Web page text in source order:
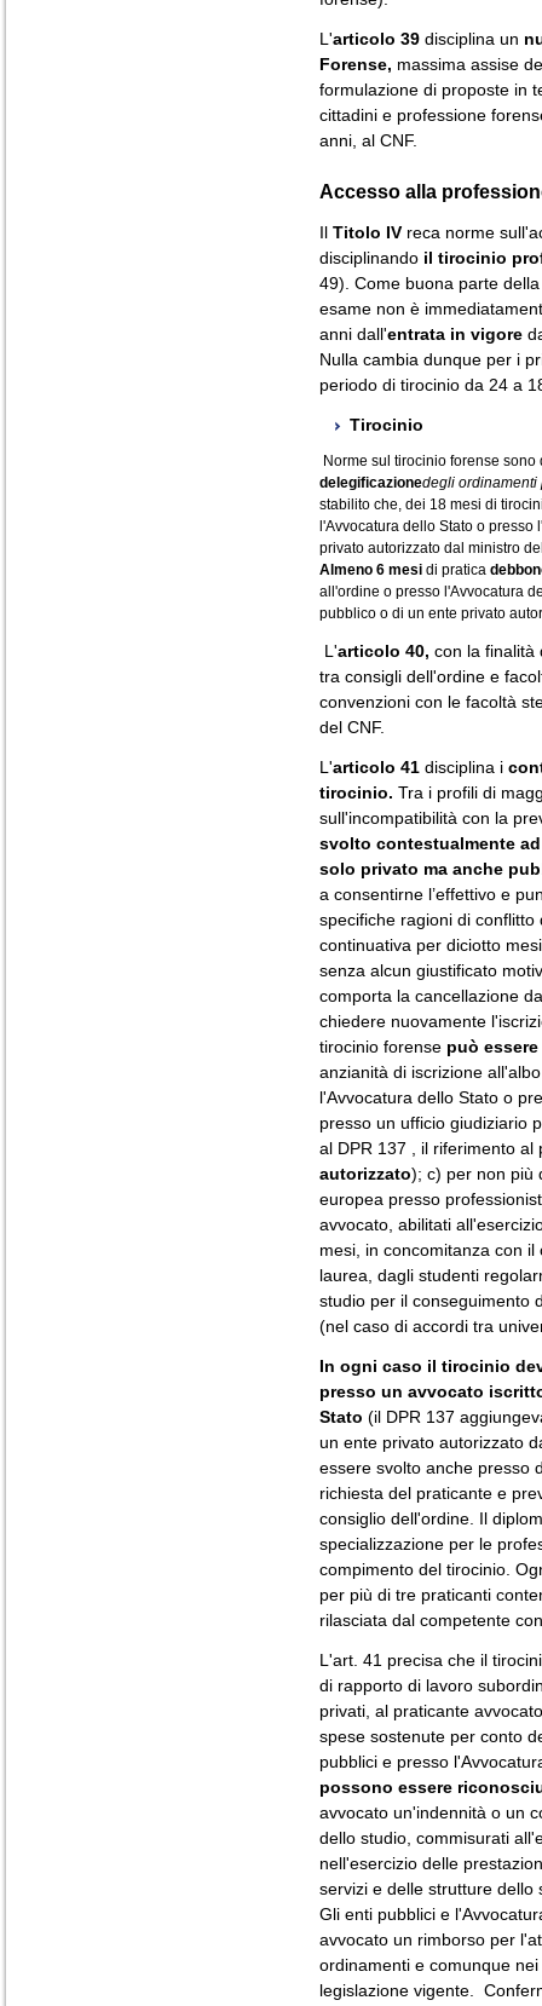
L'articolo 39 disciplina un
Forense, massima assise
formulazione di proposte in
cittadini e professione
anni, al CNF.
Accesso alla
Il Titolo IV reca norme
disciplinando il tirocinio
49). Come buona parte
esame non è
anni dall'entrata in vigore
Nulla cambia dunque per i
periodo di tirocinio da 24 a
Tirocinio
Norme sul tirocinio forense
delegificazionedegli ordinamenti
stabilito che, dei 18 mesi di
l'Avvocatura dello Stato o
privato autorizzato dal ministro
Almeno 6 mesi di pratica
all'ordine o presso l'Avvocatura
pubblico o di un ente privato
L'articolo 40, con la finalità
tra consigli dell'ordine e
convenzioni con le facoltà
del CNF.
L'articolo 41 disciplina i
tirocinio. Tra i profili di
sull'incompatibilità con la
svolto contestualmente
solo privato ma anche
a consentirne l’effettivo e
specifiche ragioni di
continuativa per diciotto
senza alcun giustificato
comporta la cancellazione
chiedere nuovamente
tirocinio forense può
anzianità di iscrizione
l'Avvocatura dello Stato o
presso un ufficio giudiziario
al DPR 137 , il riferimento
autorizzato); c) per non più
europea presso
avvocato, abilitati
mesi, in concomitanza con
laurea, dagli studenti
studio per il conseguimento
(nel caso di accordi tra
In ogni caso il tirocinio
presso un avvocato
Stato (il DPR 137
un ente privato autorizzato
essere svolto anche presso
richiesta del praticante e
consiglio dell'ordine. Il
specializzazione per le
compimento del tirocinio.
per più di tre praticanti
rilasciata dal competente
L'art. 41 precisa che il
di rapporto di lavoro
privati, al praticante
spese sostenute per conto
pubblici e presso
possono essere
avvocato un'indennità o un
dello studio, commisurati
nell'esercizio delle
servizi e delle strutture dello
Gli enti pubblici e
avvocato un rimborso per
ordinamenti e comunque
legislazione vigente.